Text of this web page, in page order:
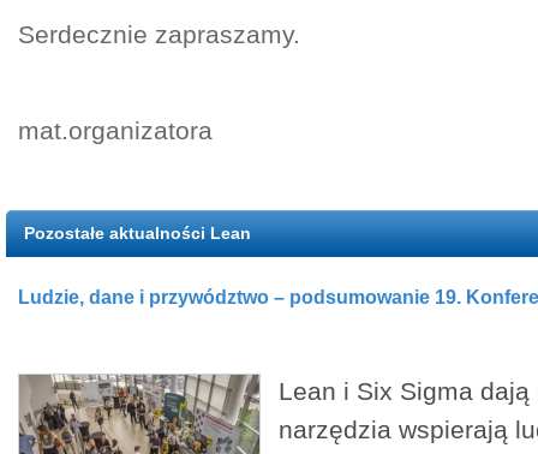
Serdecznie zapraszamy.
mat.organizatora
Pozostałe aktualności Lean
Ludzie, dane i przywództwo – podsumowanie 19.
Lean i Six Sigma
narzędzia wspierają